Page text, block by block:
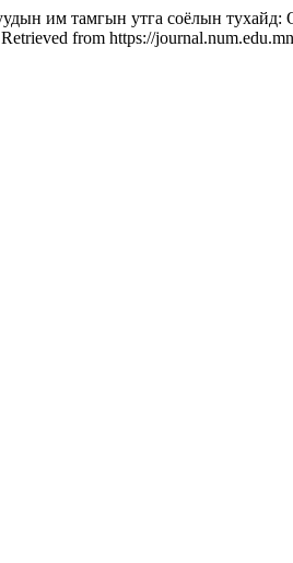
им тамгын утга соёлын тухайд:
from https://